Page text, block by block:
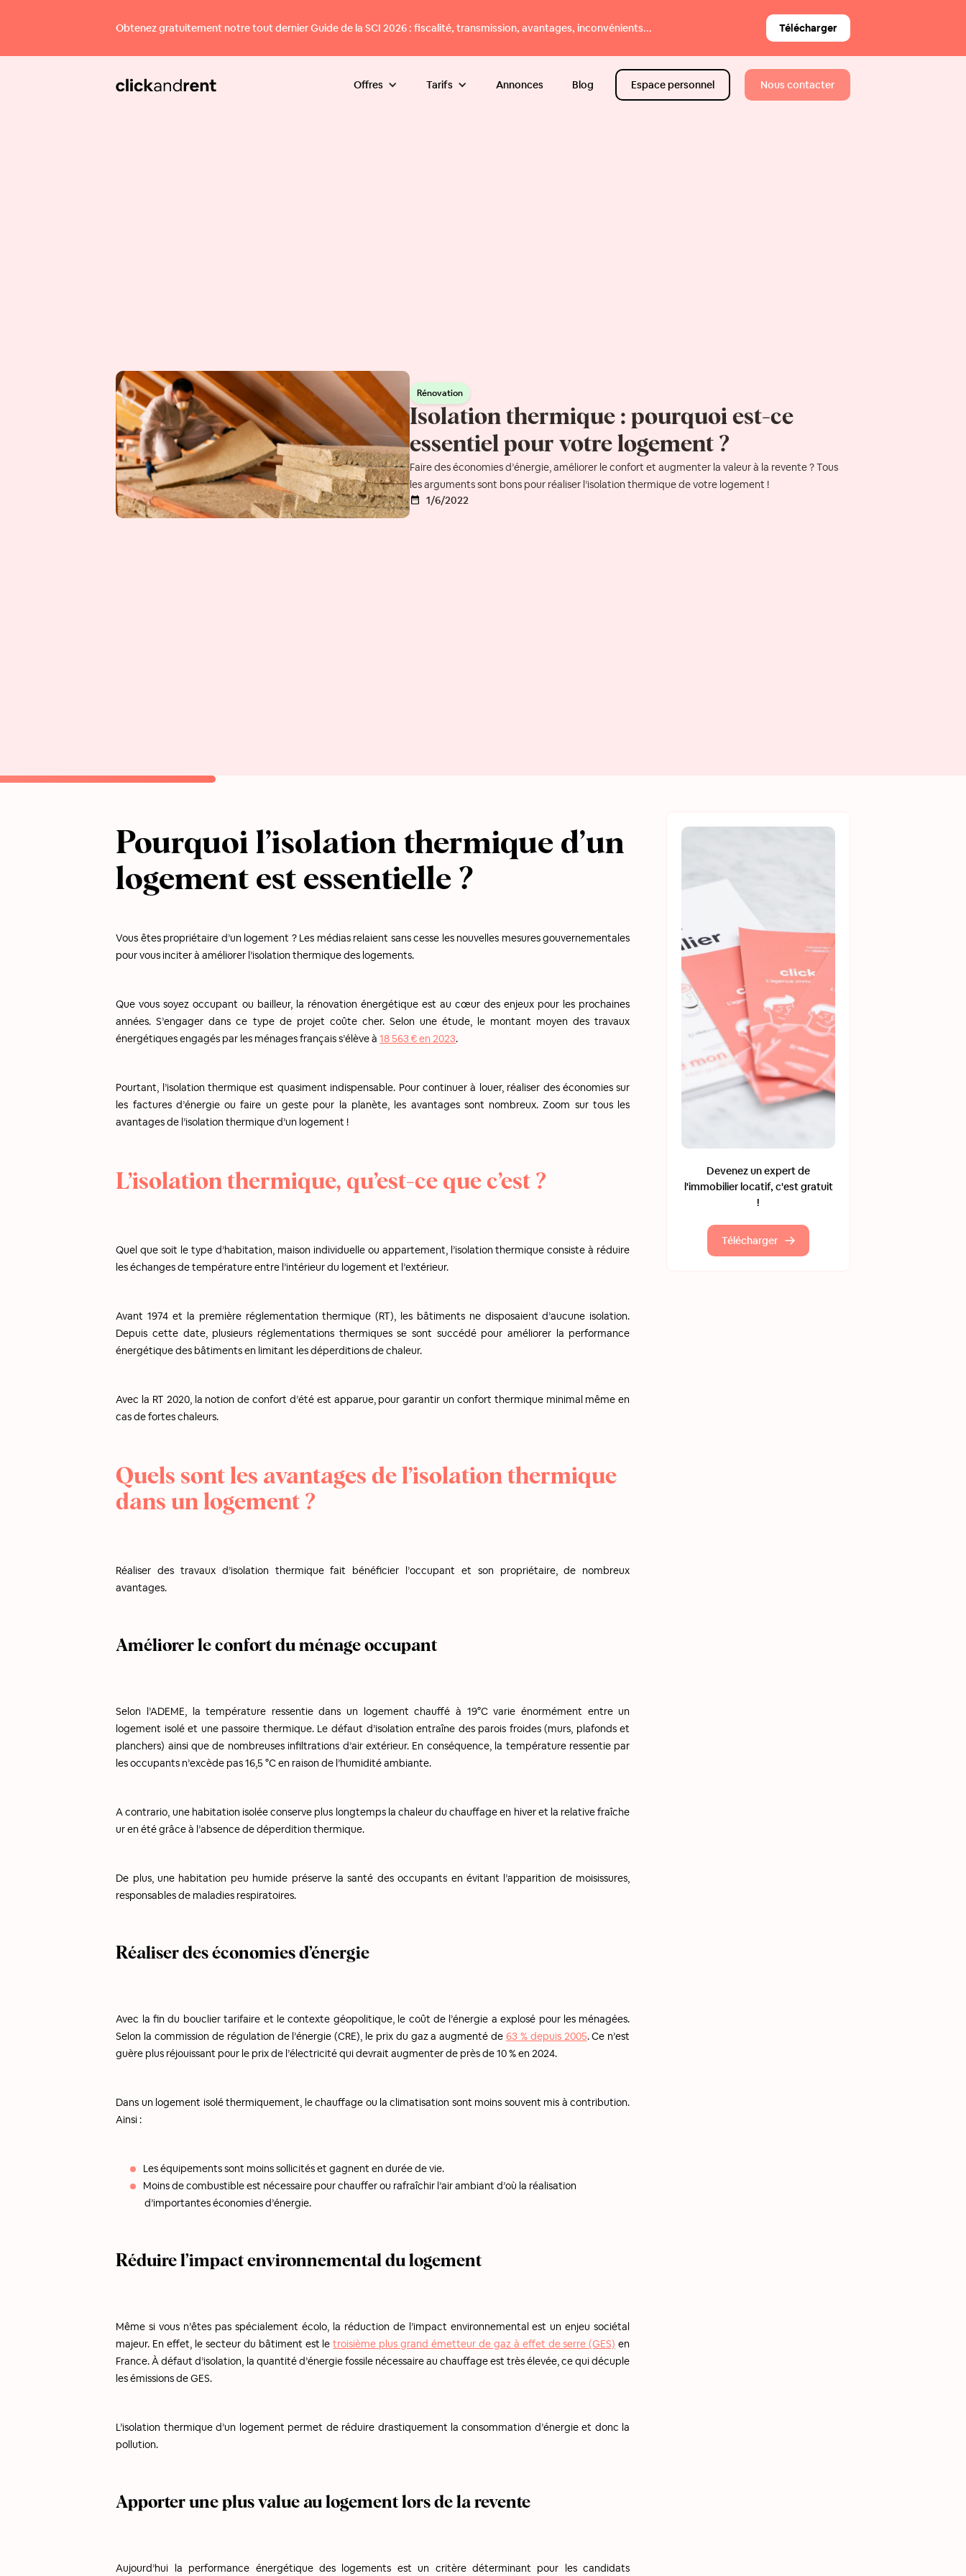
Obtenez gratuitement notre tout dernier Guide de la SCI 2026 : fiscalité, transmission, avantages, inconvénients... Télécharger
Offres Tarifs Annonces Blog Espace personnel Nous contacter
Rénovation
Isolation thermique : pourquoi est-ce
essentiel pour votre logement ?
Faire des économies d’énergie, améliorer le confort et augmenter la valeur à la revente ? Tous
les arguments sont bons pour réaliser l’isolation thermique de votre logement !
1/6/2022
Pourquoi l’isolation thermique d’un
logement est essentielle ?
Vous êtes propriétaire d’un logement ? Les médias relaient sans cesse les nouvelles mesures gouvernementales
pour vous inciter à améliorer l’isolation thermique des logements.
Que vous soyez occupant ou bailleur, la rénovation énergétique est au cœur des enjeux pour les prochaines
années. S’engager dans ce type de projet coûte cher. Selon une étude, le montant moyen des travaux
énergétiques engagés par les ménages français s’élève à18 563 € en 2023.
Pourtant, l’isolation thermique est quasiment indispensable. Pour continuer à louer, réaliser des économies sur
les factures d’énergie ou faire un geste pour la planète, les avantages sont nombreux. Zoom sur tous les
avantages de l’isolation thermique d’un logement !
L’isolation thermique, qu’est-ce que c’est ?
Quel que soit le type d’habitation, maison individuelle ou appartement, l’isolation thermique consiste à réduire
les échanges de température entre l’intérieur du logement et l’extérieur.
Avant 1974 et la première réglementation thermique (RT), les bâtiments ne disposaient d’aucune isolation.
Depuis cette date, plusieurs réglementations thermiques se sont succédé pour améliorer la performance
énergétique des bâtiments en limitant les déperditions de chaleur.
Avec la RT 2020, la notion de confort d’été est apparue, pour garantir un confort thermique minimal même en
cas de fortes chaleurs.
Quels sont les avantages de l’isolation thermique
dans un logement ?
Réaliser des travaux d’isolation thermique fait bénéficier l’occupant et son propriétaire, de nombreux
avantages.
Améliorer le confort du ménage occupant
Selon l’ADEME, la température ressentie dans un logement chauffé à 19°C varie énormément entre un
logement isolé et une passoire thermique. Le défaut d’isolation entraîne des parois froides (murs, plafonds et
planchers) ainsi que de nombreuses infiltrations d’air extérieur. En conséquence, la température ressentie par
les occupants n’excède pas 16,5 °C en raison de l’humidité ambiante.
A contrario, une habitation isolée conserve plus longtemps la chaleur du chauffage en hiver et la relative fraîche​​
ur en été grâce à l’absence de déperdition thermique.
De plus, une habitation peu humide préserve la santé des occupants en évitant l’apparition de moisissures,
responsables de maladies respiratoires.
Réaliser des économies d’énergie
Avec la fin du bouclier tarifaire et le contexte géopolitique, le coût de l’énergie a explosé pour les ménagées.
Selon la commission de régulation de l’énergie (CRE), le prix du gaz a augmenté de63 % depuis 2005. Ce n’est
guère plus réjouissant pour le prix de l’électricité qui devrait augmenter de près de 10 % en 2024.
Dans un logement isolé thermiquement, le chauffage ou la climatisation sont moins souvent mis à contribution.
Ainsi :
Les équipements sont moins sollicités et gagnent en durée de vie.
Moins de combustible est nécessaire pour chauffer ou rafraîchir l’air ambiant d’où la réalisation
d’importantes économies d’énergie.
Réduire l’impact environnemental du logement
Même si vous n’êtes pas spécialement écolo, la réduction de l’impact environnemental est un enjeu sociétal
majeur. En effet, le secteur du bâtiment est letroisième plus grand émetteur de gaz à effet de serre (GES) en
France. À défaut d’isolation, la quantité d’énergie fossile nécessaire au chauffage est très élevée, ce qui décuple
les émissions de GES.
L’isolation thermique d’un logement permet de réduire drastiquement la consommation d’énergie et donc la
pollution.
Apporter une plus value au logement lors de la revente
Aujourd’hui la performance énergétique des logements est un critère déterminant pour les candidats
Devenez un expert de
l'immobilier locatif, c'est gratuit
!
Télécharger